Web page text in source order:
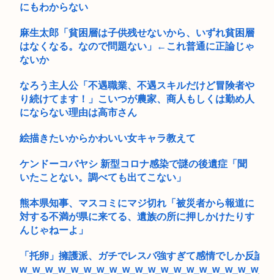
食
【訃報】寿美花代さん死去 94歳 高嶋政宏・政伸兄弟の母
路上で小学生に痴漢行為 男子高校生（16）逮捕
【動画】昔のドラマのレ●プシーン、今見るとアウトすぎる
www
ホワソ村上宗隆の英語力向上にホワソ首脳陣も驚き！ 逆に、
「服脱いで、胸見せて」小学館 報告書で「マンガワン」とは別
の大問...
にもわからない
麻生太郎「貧困層は子供残せないから、いずれ貧困層
はなくなる。なので問題ない」←これ普通に正論じゃ
ないか
なろう主人公「不遇職業、不遇スキルだけど冒険者や
り続けてます！」こいつが農家、商人もしくは勤め人
にならない理由は高市さん
絵描きたいからかわいい女キャラ教えて
ケンドーコバヤシ 新型コロナ感染で謎の後遺症「聞
いたことない。調べても出てこない」
熊本県知事、マスコミにマジ切れ「被災者から報道に
対する不満が県に来てる、遺族の所に押しかけたりす
んじゃねーよ」
「托卵」擁護派、ガチでレスバ強すぎて感情でしか反論